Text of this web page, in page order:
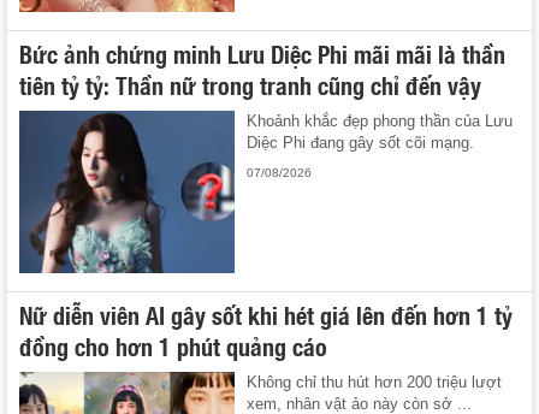
Bức ảnh chứng minh Lưu Diệc Phi mãi mãi là thần
tiên tỷ tỷ: Thần nữ trong tranh cũng chỉ đến vậy
Khoảnh khắc đẹp phong thần của Lưu
Diệc Phi đang gây sốt cõi mạng.
07/08/2026
Nữ diễn viên AI gây sốt khi hét giá lên đến hơn 1 tỷ
đồng cho hơn 1 phút quảng cáo
Không chỉ thu hút hơn 200 triệu lượt
xem, nhân vật ảo này còn sở ...